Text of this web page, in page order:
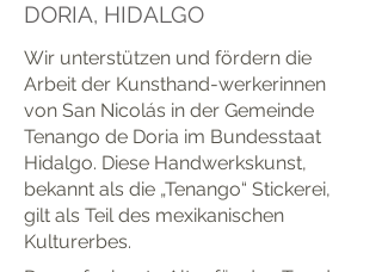
DORIA, HIDALGO
Wir unterstützen und fördern die
Arbeit der Kunsthand-werkerinnen
von San Nicolás in der Gemeinde
Tenango de Doria im Bundesstaat
Hidalgo. Diese Handwerkskunst,
bekannt als die „Tenango“ Stickerei,
gilt als Teil des mexikanischen
Kulturerbes.